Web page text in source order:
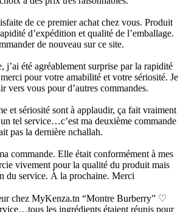
de ce premier achat chez vous. Produit
d’expédition et qualité de l’emballage.
de nouveau sur ce site.
j’ai été agréablement surprise par la rapidité
pour votre amabilité et votre sériosité. Je
vers vous pour d’autres commandes.
et sériosité sont à applaudir, ça fait vraiment
tel service…c’est ma deuxième commande
pas la dernière nchallah.
commande. Elle était conformément à mes
vivement pour la qualité du produit mais
du service. À la prochaine. Merci
chez MyKenza.tn “Montre Burberry” ♡
les ingrédients étaient réunis pour